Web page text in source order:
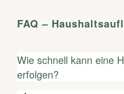
FAQ –
Wie schnell kann eine
erfolgen?